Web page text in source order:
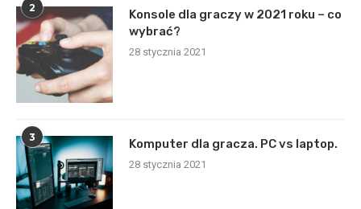
2
Konsole dla graczy w 2021 roku – co
wybrać?
28 stycznia 2021
3
Komputer dla gracza. PC vs laptop.
28 stycznia 2021